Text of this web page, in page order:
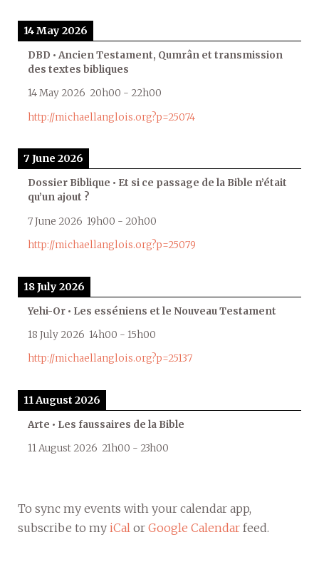
14 May 2026
DBD • Ancien Testament, Qumrân et transmission
des textes bibliques
14 May 2026 20h00 - 22h00
http://michaellanglois.org?p=25074
7 June 2026
Dossier Biblique • Et si ce passage de la Bible n’était
qu’un ajout ?
7 June 2026 19h00 - 20h00
http://michaellanglois.org?p=25079
18 July 2026
Yehi-Or • Les esséniens et le Nouveau Testament
18 July 2026 14h00 - 15h00
http://michaellanglois.org?p=25137
11 August 2026
Arte • Les faussaires de la Bible
11 August 2026 21h00 - 23h00
To sync my events with your calendar app,
subscribe to my iCal or Google Calendar feed.